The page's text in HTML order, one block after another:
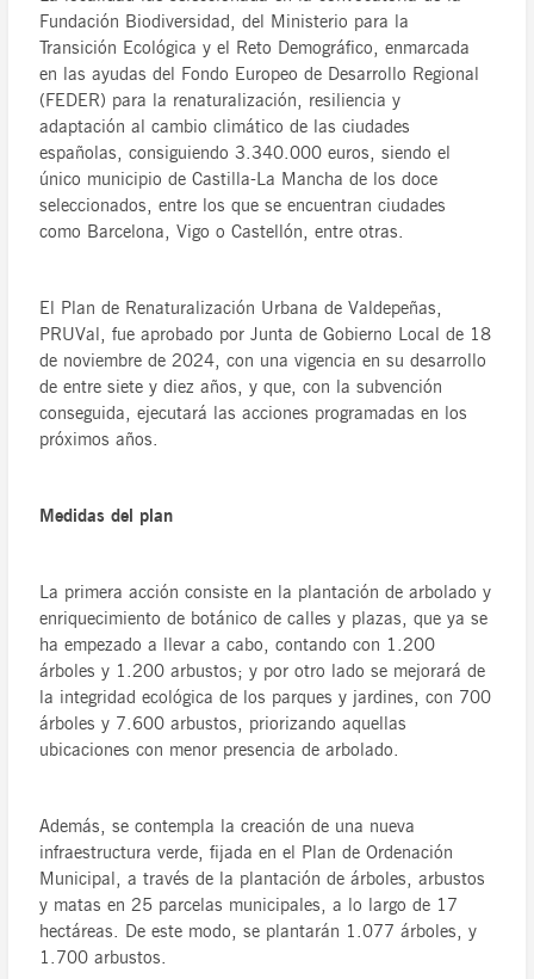
Fundación Biodiversidad, del Ministerio para la
Transición Ecológica y el Reto Demográfico, enmarcada
en las ayudas del Fondo Europeo de Desarrollo Regional
(FEDER) para la renaturalización, resiliencia y
adaptación al cambio climático de las ciudades
españolas, consiguiendo 3.340.000 euros, siendo el
único municipio de Castilla-La Mancha de los doce
seleccionados, entre los que se encuentran ciudades
como Barcelona, Vigo o Castellón, entre otras.
El Plan de Renaturalización Urbana de Valdepeñas,
PRUVal, fue aprobado por Junta de Gobierno Local de 18
de noviembre de 2024, con una vigencia en su desarrollo
de entre siete y diez años, y que, con la subvención
conseguida, ejecutará las acciones programadas en los
próximos años.
Medidas del plan
La primera acción consiste en la plantación de arbolado y
enriquecimiento de botánico de calles y plazas, que ya se
ha empezado a llevar a cabo, contando con 1.200
árboles y 1.200 arbustos; y por otro lado se mejorará de
la integridad ecológica de los parques y jardines, con 700
árboles y 7.600 arbustos, priorizando aquellas
ubicaciones con menor presencia de arbolado.
Además, se contempla la creación de una nueva
infraestructura verde, fijada en el Plan de Ordenación
Municipal, a través de la plantación de árboles, arbustos
y matas en 25 parcelas municipales, a lo largo de 17
hectáreas. De este modo, se plantarán 1.077 árboles, y
1.700 arbustos.